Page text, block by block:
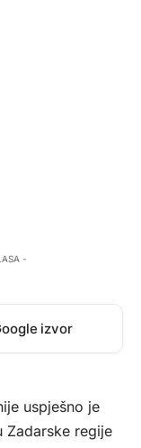
-
izvor
uspješno je
Zadarske regije